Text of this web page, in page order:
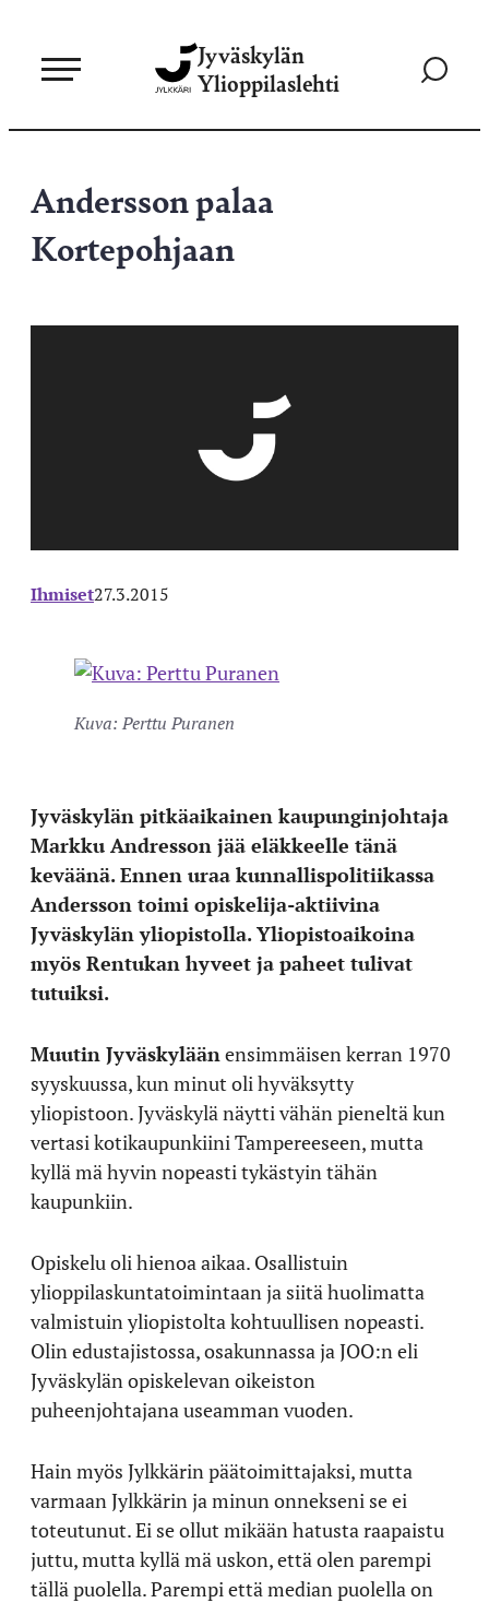
sisältöön
Jyväskylän
Ylioppilaslehti
Siirry
Andersson palaa
Kortepohjaan
Ihmiset27.3.2015
Kuva: Perttu Puranen
Jyväskylän pitkäaikainen kaupunginjohtaja
Markku Andresson jää eläkkeelle tänä
keväänä. Ennen uraa kunnallispolitiikassa
Andersson toimi opiskelija-aktiivina
Jyväskylän yliopistolla. Yliopistoaikoina
myös Rentukan hyveet ja paheet tulivat
tutuiksi.
Muutin Jyväskylään ensimmäisen kerran 1970
syyskuussa, kun minut oli hyväksytty
yliopistoon. Jyväskylä näytti vähän pieneltä kun
vertasi kotikaupunkiini Tampereeseen, mutta
kyllä mä hyvin nopeasti tykästyin tähän
kaupunkiin.
Opiskelu oli hienoa aikaa. Osallistuin
ylioppilaskuntatoimintaan ja siitä huolimatta
valmistuin yliopistolta kohtuullisen nopeasti.
Olin edustajistossa, osakunnassa ja JOO:n eli
Jyväskylän opiskelevan oikeiston
puheenjohtajana useamman vuoden.
Hain myös Jylkkärin päätoimittajaksi, mutta
varmaan Jylkkärin ja minun onnekseni se ei
toteutunut. Ei se ollut mikään hatusta raapaistu
juttu, mutta kyllä mä uskon, että olen parempi
tällä puolella. Parempi että median puolella on